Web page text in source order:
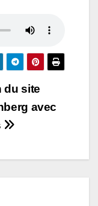
du site
avec